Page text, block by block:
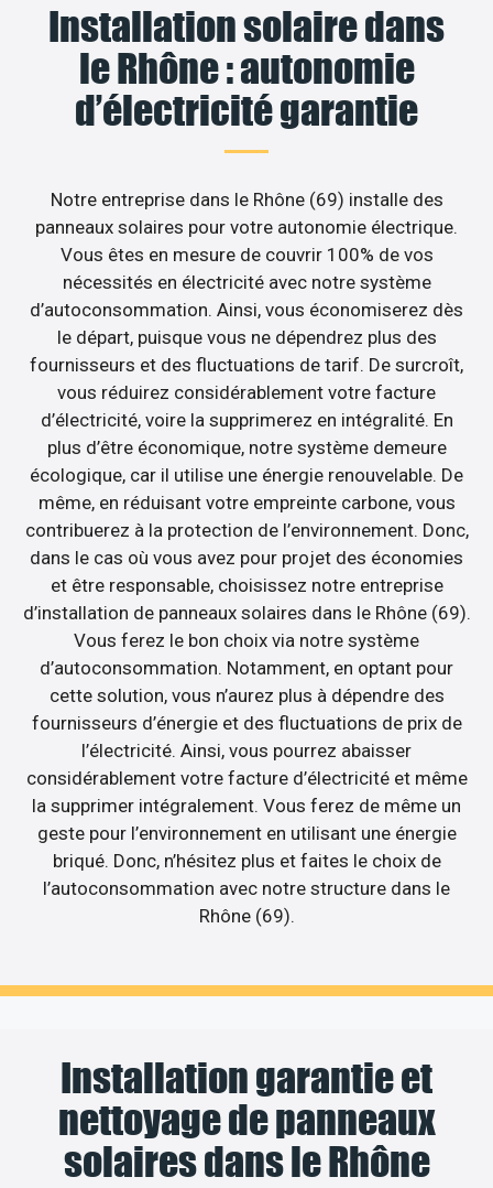
Installation solaire dans
le Rhône : autonomie
d’électricité garantie
Notre entreprise dans le Rhône (69) installe des
panneaux solaires pour votre autonomie électrique.
Vous êtes en mesure de couvrir 100% de vos
nécessités en électricité avec notre système
d’autoconsommation. Ainsi, vous économiserez dès
le départ, puisque vous ne dépendrez plus des
fournisseurs et des fluctuations de tarif. De surcroît,
vous réduirez considérablement votre facture
d’électricité, voire la supprimerez en intégralité. En
plus d’être économique, notre système demeure
écologique, car il utilise une énergie renouvelable. De
même, en réduisant votre empreinte carbone, vous
contribuerez à la protection de l’environnement. Donc,
dans le cas où vous avez pour projet des économies
et être responsable, choisissez notre entreprise
d’installation de panneaux solaires dans le Rhône (69).
Vous ferez le bon choix via notre système
d’autoconsommation. Notamment, en optant pour
cette solution, vous n’aurez plus à dépendre des
fournisseurs d’énergie et des fluctuations de prix de
l’électricité. Ainsi, vous pourrez abaisser
considérablement votre facture d’électricité et même
la supprimer intégralement. Vous ferez de même un
geste pour l’environnement en utilisant une énergie
briqué. Donc, n’hésitez plus et faites le choix de
l’autoconsommation avec notre structure dans le
Rhône (69).
Installation garantie et
nettoyage de panneaux
solaires dans le Rhône